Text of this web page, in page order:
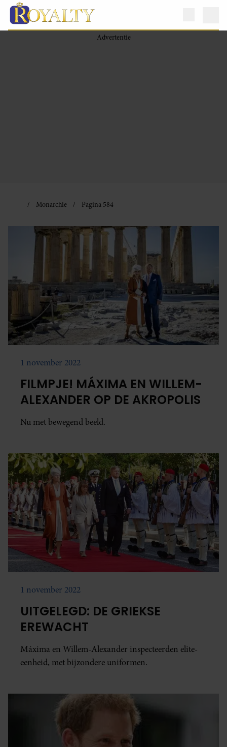
Monarchie Pagina 584
1 november 2022
FILMPJE! MÁXIMA EN WILLEM-
ALEXANDER OP DE AKROPOLIS
Nu met bewegend beeld.
1 november 2022
UITGELEGD: DE GRIEKSE
EREWACHT
Máxima en Willem-Alexander inspecteerden elite-
eenheid, met bijzondere uniformen.